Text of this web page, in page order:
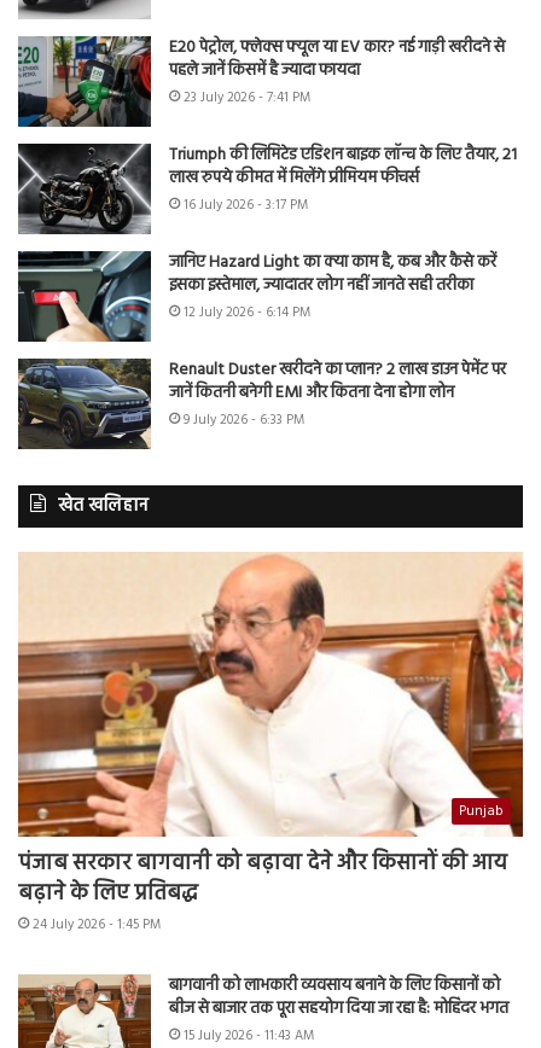
E20 पेट्रोल, फ्लेक्स फ्यूल या EV कार? नई गाड़ी खरीदने से
पहले जानें किसमें है ज्यादा फायदा
23 July 2026 - 7:41 PM
Triumph की लिमिटेड एडिशन बाइक लॉन्च के लिए तैयार, 21
लाख रुपये कीमत में मिलेंगे प्रीमियम फीचर्स
16 July 2026 - 3:17 PM
जानिए Hazard Light का क्या काम है, कब और कैसे करें
इसका इस्तेमाल, ज्यादातर लोग नहीं जानते सही तरीका
12 July 2026 - 6:14 PM
Renault Duster खरीदने का प्लान? 2 लाख डाउन पेमेंट पर
जानें कितनी बनेगी EMI और कितना देना होगा लोन
9 July 2026 - 6:33 PM
खेत खलिहान
Punjab
पंजाब सरकार बागवानी को बढ़ावा देने और किसानों की आय
बढ़ाने के लिए प्रतिबद्ध
24 July 2026 - 1:45 PM
बागवानी को लाभकारी व्यवसाय बनाने के लिए किसानों को
बीज से बाजार तक पूरा सहयोग दिया जा रहा है: मोहिंदर भगत
15 July 2026 - 11:43 AM